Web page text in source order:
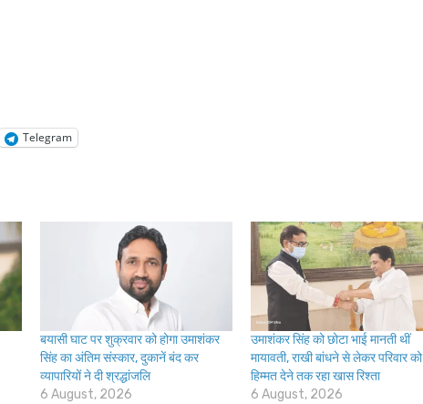
Telegram
बयासी घाट पर शुक्रवार को होगा उमाशंकर
सिंह का अंतिम संस्कार, दुकानें बंद कर
व्यापारियों ने दी श्रद्धांजलि
6 August, 2026
उमाशंकर सिंह को छोटा भाई मानती थीं
मायावती, राखी बांधने से लेकर परिवार को
हिम्मत देने तक रहा खास रिश्ता
6 August, 2026